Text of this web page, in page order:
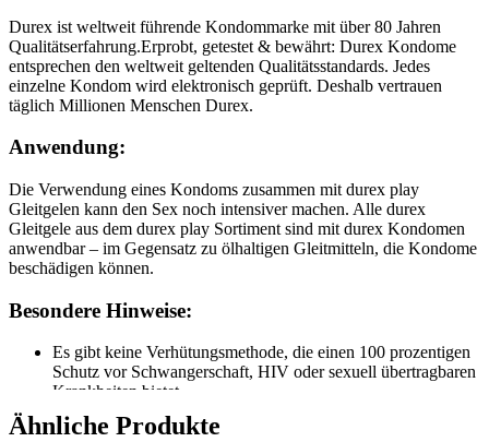
Durex ist weltweit führende Kondommarke mit über 80 Jahren
Qualitätserfahrung.Erprobt, getestet & bewährt: Durex Kondome
entsprechen den weltweit geltenden Qualitätsstandards. Jedes
einzelne Kondom wird elektronisch geprüft. Deshalb vertrauen
täglich Millionen Menschen Durex.
Anwendung:
Die Verwendung eines Kondoms zusammen mit durex play
Gleitgelen kann den Sex noch intensiver machen. Alle durex
Gleitgele aus dem durex play Sortiment sind mit durex Kondomen
anwendbar – im Gegensatz zu ölhaltigen Gleitmitteln, die Kondome
beschädigen können.
Besondere Hinweise:
Es gibt keine Verhütungsmethode, die einen 100 prozentigen
Schutz vor Schwangerschaft, HIV oder sexuell übertragbaren
Krankheiten bietet.
Jedes Kondom nur einmal verwenden.
Kühl und trocken aufbewahren, vor direkter
Ähnliche Produkte